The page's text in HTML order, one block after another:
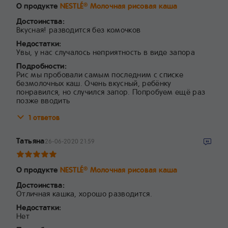
О продукте NESTLÉ® Молочная рисовая каша
Достоинства:
Вкусная! разводится без комочков
Недостатки:
Увы, у нас случалось неприятность в виде запора
Подробности:
Рис мы пробовали самым последним с списке
безмолочных каш. Очень вкусный, ребёнку
понравился, но случился запор. Попробуем ещё раз
позже вводить
1 ответов
Татьяна26-06-2020 21:59
О продукте NESTLÉ® Молочная рисовая каша
Достоинства:
Отличная кашка, хорошо разводится.
Недостатки:
Нет